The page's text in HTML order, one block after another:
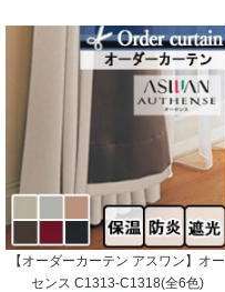
【オーダーカーテン アスワン】オー
センス C1313-C1318(全6色)